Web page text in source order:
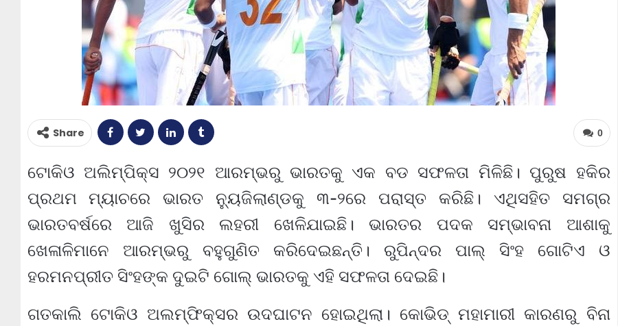
0
Share
ଟୋକିଓ ଅଲିମ୍ପିକ୍ସ ୨୦୨୧ ଆରମ୍ଭରୁ ଭାରତକୁ ଏକ ବଡ ସଫଳତା ମିଳିଛି। ପୁରୁଷ ହକିର
ପ୍ରଥମ ମ୍ୟାଚରେ ଭାରତ ନ୍ୟୁଜିଲାଣ୍ଡକୁ ୩-୨ରେ ପରାସ୍ତ କରିଛି। ଏଥିସହିତ ସମଗ୍ର
ଭାରତବର୍ଷରେ ଆଜି ଖୁସିର ଲହରୀ ଖେଳିଯାଇଛି। ଭାରତର ପଦକ ସମ୍ଭାବନା ଆଶାକୁ
ଖେଳାଳିମାନେ ଆରମ୍ଭରୁ ବହୁଗୁଣିତ କରିଦେଇଛନ୍ତି। ରୁପିନ୍ଦର ପାଲ୍ ସିଂହ ଗୋଟିଏ ଓ
ହରମନପ୍ରୀତ ସିଂହଙ୍କ ଦୁଇଟି ଗୋଲ୍ ଭାରତକୁ ଏହି ସଫଳତା ଦେଇଛି।
ଗତକାଲି ଟୋକିଓ ଅଲମ୍ଫିକ୍ସର ଉଦଘାଟନ ହୋଇଥିଲା। କୋଭିଡ୍ ମହାମାରୀ କାରଣରୁ ବିନା